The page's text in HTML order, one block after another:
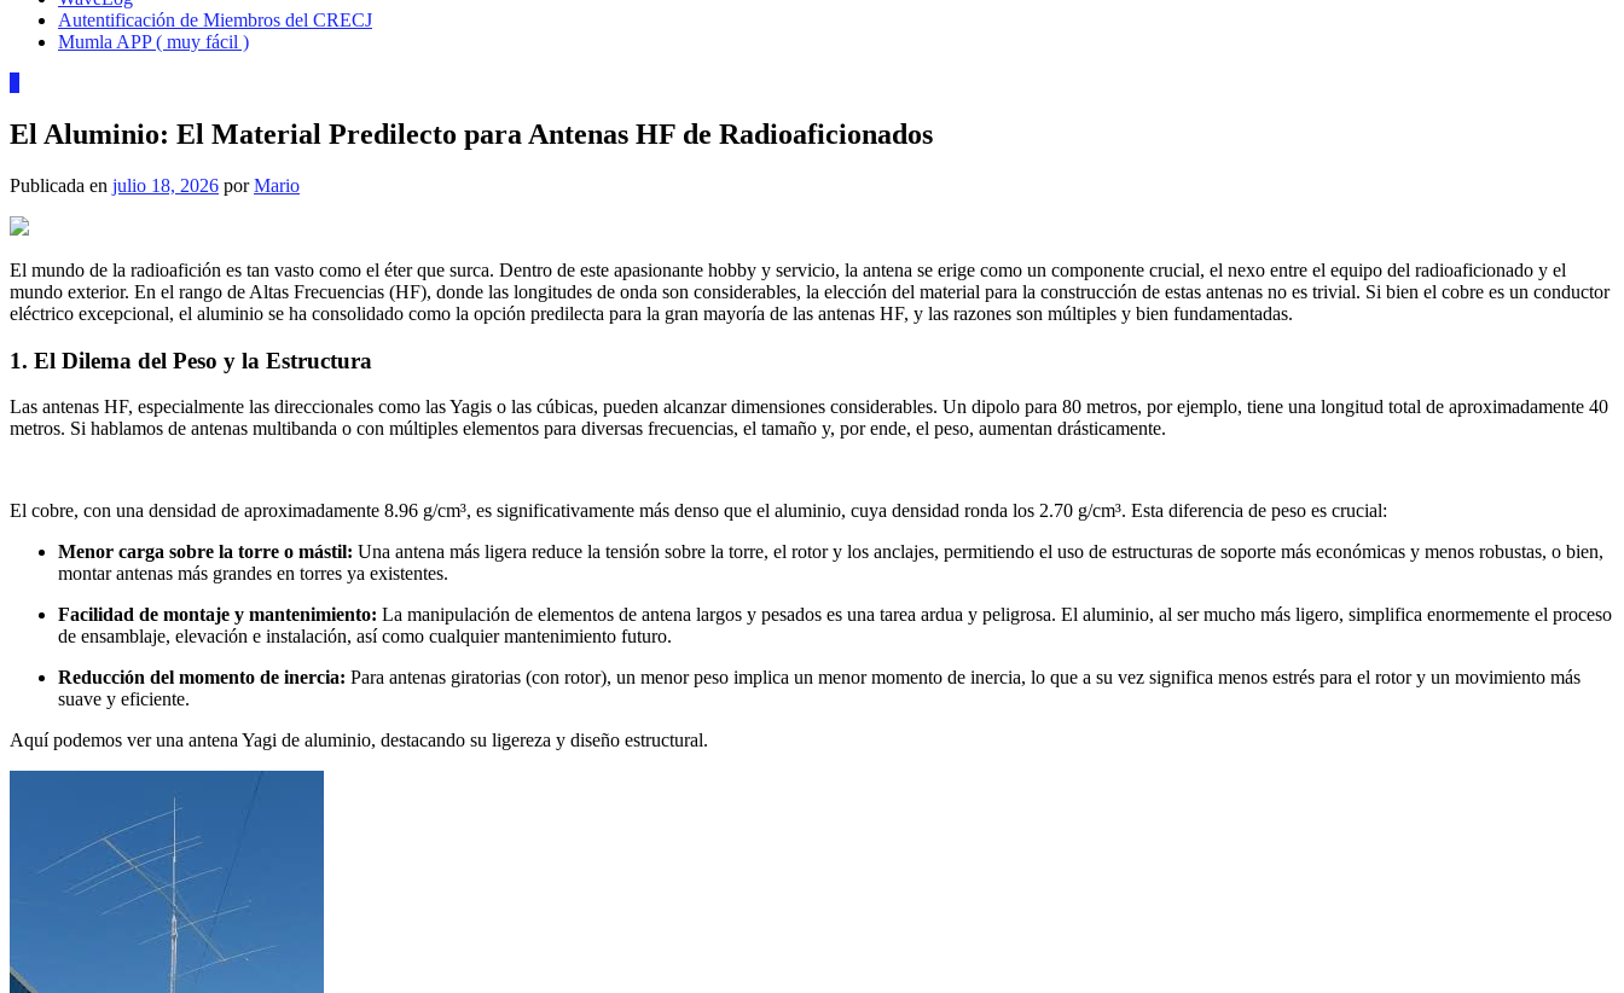
Autentificación de Miembros del CRECJ
Mumla APP ( muy fácil )
El Aluminio: El Material Predilecto para Antenas HF de Radioaficionados
Publicada en julio 18, 2026 porMario
El mundo de la radioafición es tan vasto como el éter que surca. Dentro de este apasionante hobby y servicio, la antena se erige como un componente crucial, el nexo entre el equipo del radioaficionado y el
mundo exterior. En el rango de Altas Frecuencias (HF), donde las longitudes de onda son considerables, la elección del material para la construcción de estas antenas no es trivial. Si bien el cobre es un conductor
eléctrico excepcional, el aluminio se ha consolidado como la opción predilecta para la gran mayoría de las antenas HF, y las razones son múltiples y bien fundamentadas.
1. El Dilema del Peso y la Estructura
Las antenas HF, especialmente las direccionales como las Yagis o las cúbicas, pueden alcanzar dimensiones considerables. Un dipolo para 80 metros, por ejemplo, tiene una longitud total de aproximadamente 40
metros. Si hablamos de antenas multibanda o con múltiples elementos para diversas frecuencias, el tamaño y, por ende, el peso, aumentan drásticamente.
El cobre, con una densidad de aproximadamente 8.96 g/cm³, es significativamente más denso que el aluminio, cuya densidad ronda los 2.70 g/cm³. Esta diferencia de peso es crucial:
Menor carga sobre la torre o mástil: Una antena más ligera reduce la tensión sobre la torre, el rotor y los anclajes, permitiendo el uso de estructuras de soporte más económicas y menos robustas, o bien,
montar antenas más grandes en torres ya existentes.
Facilidad de montaje y mantenimiento: La manipulación de elementos de antena largos y pesados es una tarea ardua y peligrosa. El aluminio, al ser mucho más ligero, simplifica enormemente el proceso
de ensamblaje, elevación e instalación, así como cualquier mantenimiento futuro.
Reducción del momento de inercia: Para antenas giratorias (con rotor), un menor peso implica un menor momento de inercia, lo que a su vez significa menos estrés para el rotor y un movimiento más
suave y eficiente.
Aquí podemos ver una antena Yagi de aluminio, destacando su ligereza y diseño estructural.